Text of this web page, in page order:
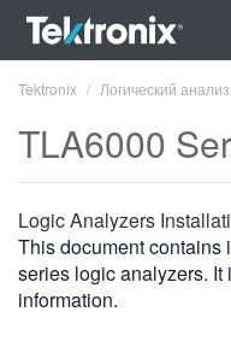
ENGLISH
FRANÇAIS
Tektronix Логический
TLA6000
Logic Analyzers
This document contains
series logic analyzers.
information.